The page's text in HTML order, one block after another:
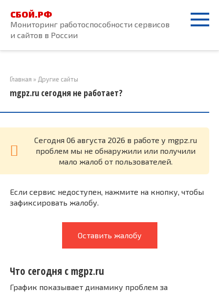
контенту
СБОЙ.РФ
Мониторинг работоспособности сервисов
и сайтов в России
Главная » Другие сайты
mgpz.ru сегодня не работает?
Cегодня 06 августа 2026 в работе у mgpz.ru
проблем мы не обнаружили или получили
мало жалоб от пользователей.
Если сервис недоступен, нажмите на кнопку, чтобы
зафиксировать жалобу.
Оставить жалобу
Что сегодня с mgpz.ru
График показывает динамику проблем за